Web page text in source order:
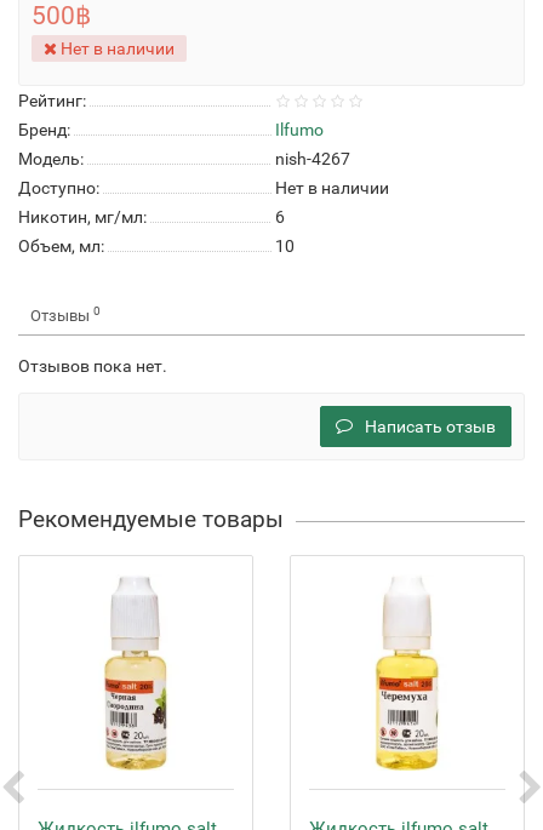
Рейтинг:
Бренд:
Ilfumo
Модель:
nish-4267
Доступно:
Нет в наличии
Никотин, мг/мл:
6
Объем, мл:
10
500฿
Нет в наличии
Отзывы 0
Отзывов пока нет.
Написать отзыв
Рекомендуемые товары